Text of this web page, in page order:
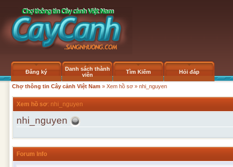
Đăng ký
Danh sách thành
viên
Tìm Kiếm Hỏi đáp
Chợ thông tin Cây cảnh Việt Nam » Xem hồ sơ » nhi_nguyen
Xem hồ sơ: nhi_nguyen
nhi_nguyen
Forum Info